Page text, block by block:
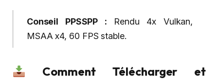
Conseil PPSSPP : Rendu 4x Vulkan,
MSAA x4, 60 FPS stable.
Comment Télécharger et